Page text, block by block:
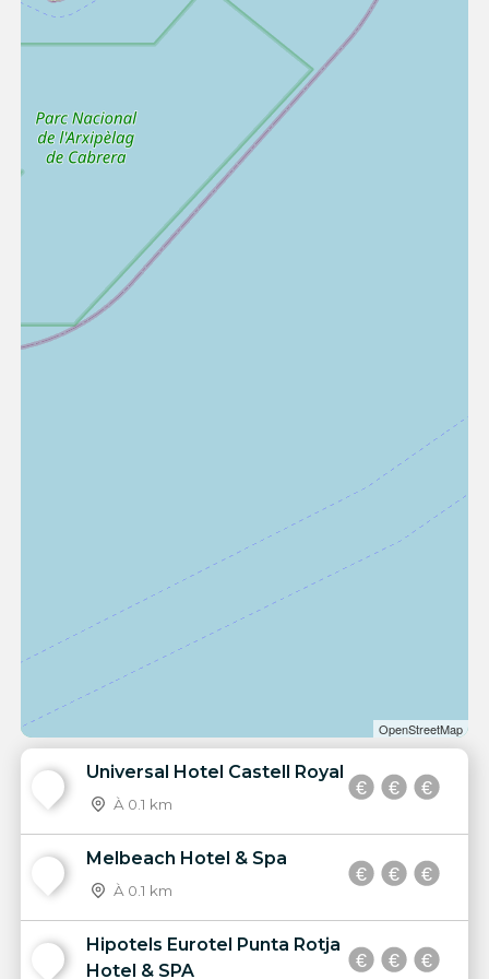
OpenStreetMap
Universal Hotel Castell Royal
À 0.1 km
Melbeach Hotel & Spa
À 0.1 km
Hipotels Eurotel Punta Rotja
Hotel & SPA